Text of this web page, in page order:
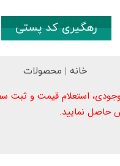
رهگیری کد پستی
خانه | محصولات
استعلام قیمت و ثبت
حاصل نمایید.